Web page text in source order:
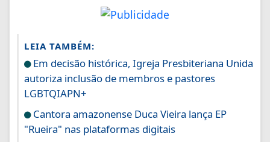
LEIA TAMBÉM:
Em decisão histórica, Igreja Presbiteriana Unida
autoriza inclusão de membros e pastores
LGBTQIAPN+
Cantora amazonense Duca Vieira lança EP
"Rueira" nas plataformas digitais